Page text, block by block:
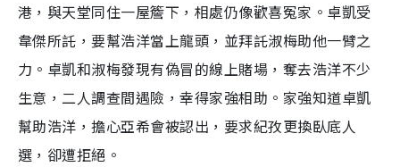
港，與天堂同住一屋簷下，相處仍像歡喜冤家。卓凱受
韋傑所託，要幫浩洋當上龍頭，並拜託淑梅助他一臂之
力。卓凱和淑梅發現有偽冒的線上賭場，奪去浩洋不少
生意，二人調查間遇險，幸得家強相助。家強知道卓凱
幫助浩洋，擔心亞希會被認出，要求紀孜更換臥底人
選，卻遭拒絕。